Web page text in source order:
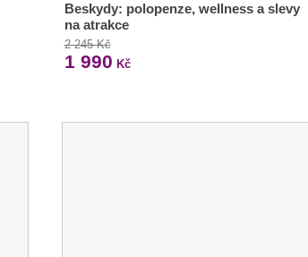
Beskydy: polopenze, wellness a slevy
na atrakce
2 245 Kč
1 990 Kč